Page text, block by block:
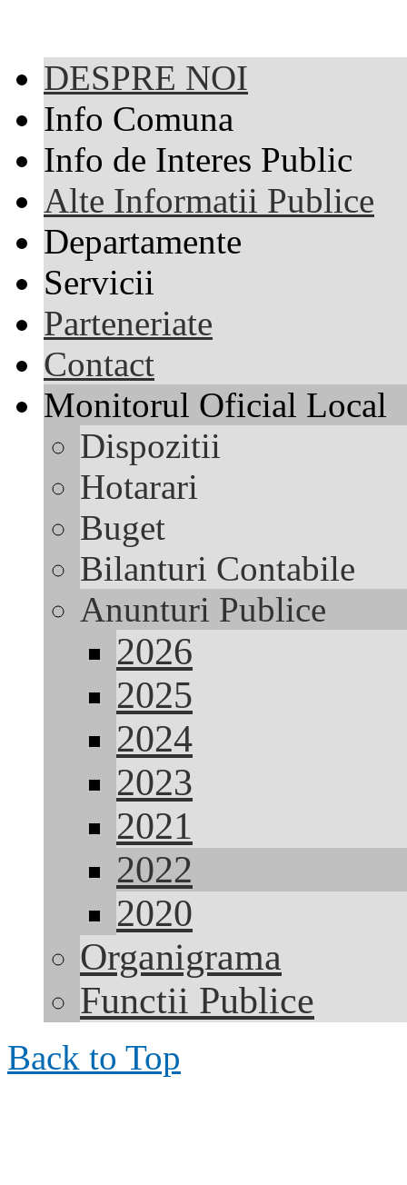
DESPRE NOI
Info Comuna
Info de Interes Public
Alte Informatii Publice
Departamente
Servicii
Parteneriate
Contact
Monitorul Oficial Local
Dispozitii
Hotarari
Buget
Bilanturi Contabile
Anunturi Publice
2026
2025
2024
2023
2021
2022
2020
Organigrama
Functii Publice
Back to Top